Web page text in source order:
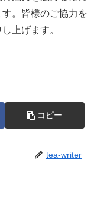
。皆様のご協力を
上げます。
コピー
tea-writer